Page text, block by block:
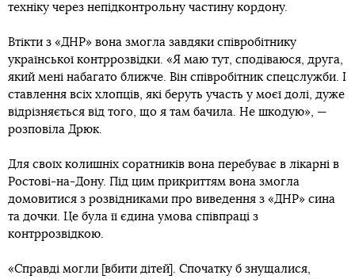
техніку через непідконтрольну частину кордону.
Втікти з «ДНР» вона змогла завдяки співробітнику
української контррозвідки. «Я маю тут, сподіваюся, друга,
який мені набагато ближче. Він співробітник спецслужби. І
ставлення всіх хлопців, які беруть участь у моєї долі, дуже
відрізняється від того, що я там бачила. Не шкодую», —
розповіла Дрюк.
Для своїх колишніх соратників вона перебуває в лікарні в
Ростові-на-Дону. Під цим прикриттям вона змогла
домовитися з розвідниками про виведення з «ДНР» сина
та дочки. Це була її єдина умова співпраці з
контррозвідкою.
«Справді могли [вбити дітей]. Спочатку б знущалися,